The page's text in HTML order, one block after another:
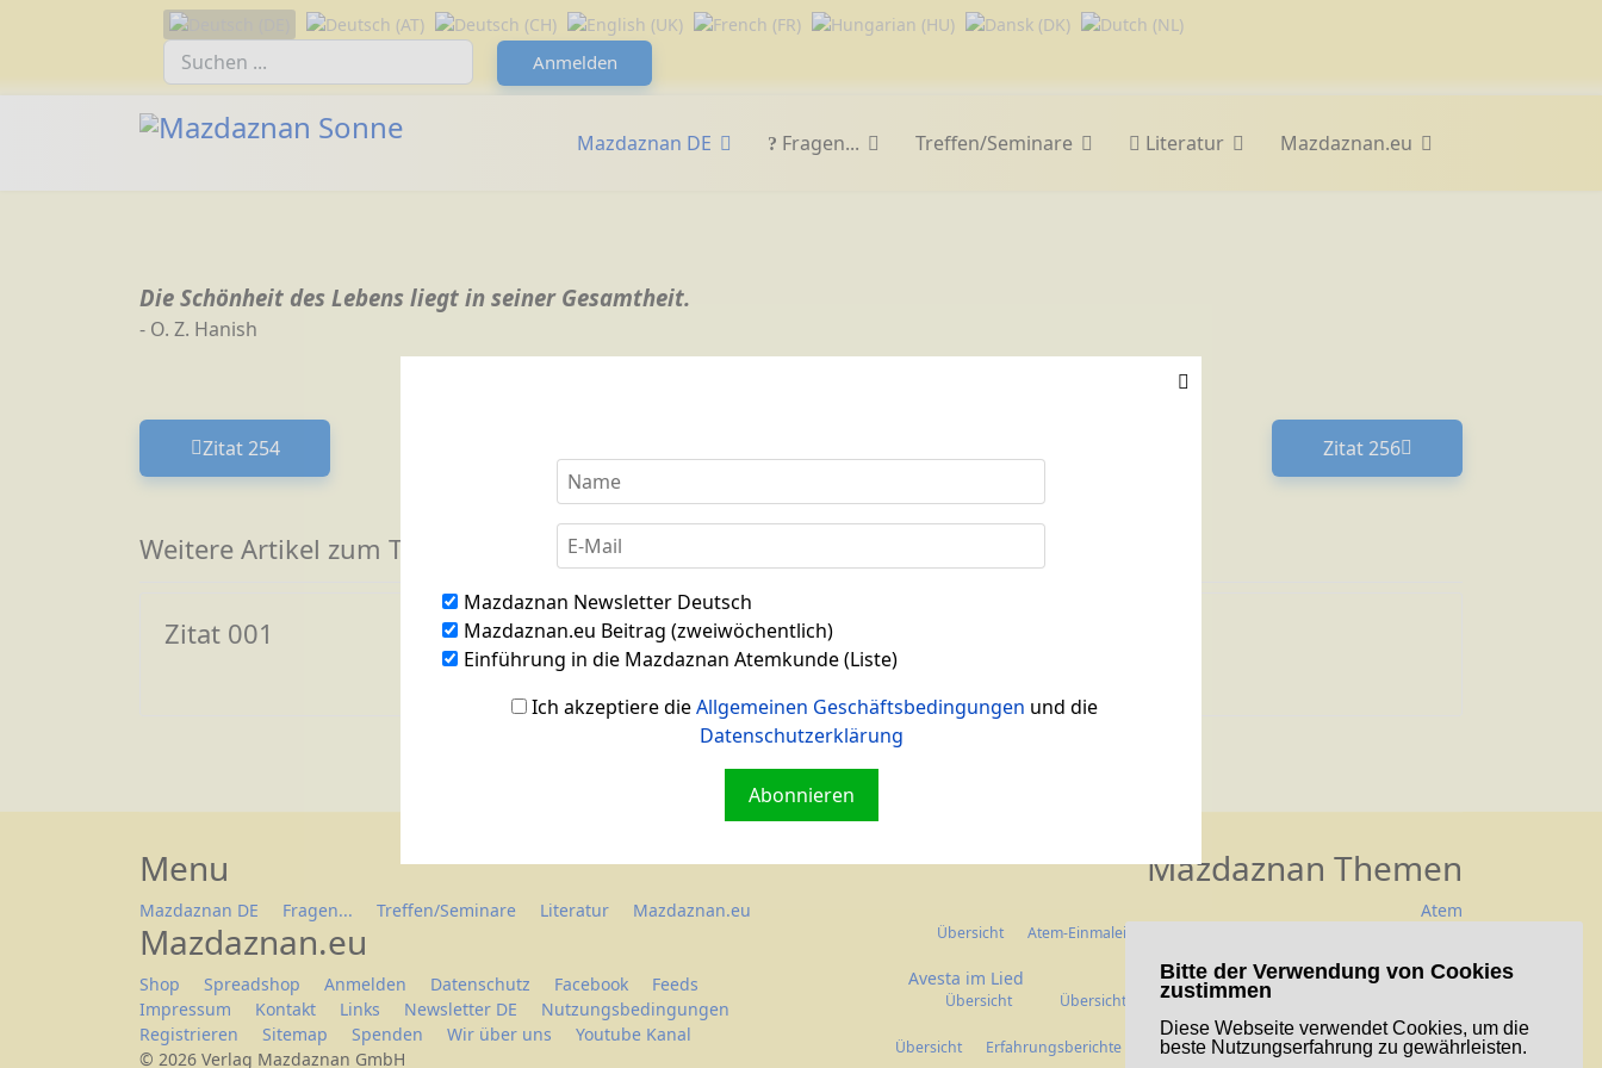
Bitte der Verwendung von Cookies
zustimmen
Diese Webseite verwendet Cookies, um die
beste Nutzungserfahrung zu gewährleisten.
Mazdaznan Newsletter Deutsch
Mazdaznan.eu Beitrag (zweiwöchentlich)
Einführung in die Mazdaznan Atemkunde (Liste)
Ich akzeptiere dieAllgemeinen Geschäftsbedingungen und die
Datenschutzerklärung
Abonnieren
Sprache auswählen
Suchfeld Anmelden
Mazdaznan DE Fragen... Treffen/Seminare Literatur Mazdaznan.eu
Die Schönheit des Lebens liegt in seiner Gesamtheit.
- O. Z. Hanish
Vorheriger Beitrag: Zitat 254
Zitat 254 Nächster Beitrag: Zitat
Zitat 256
Weitere Artikel zum Thema
Zitat 001 Zitat 002
Menu
Mazdaznan DE Fragen... Treffen/Seminare Literatur Mazdaznan.eu
Mazdaznan.eu
Shop Spreadshop Anmelden Datenschutz Facebook
Feeds
Impressum
Kontakt Links Newsletter DE
Nutzungsbedingungen
Registrieren
Sitemap Spenden Wir über uns
Youtube Kanal
© 2026 Verlag Mazdaznan GmbH
Mazdaznan Themen
Atem
Übersicht Atem-Einmaleins
Avesta im Lied
Übersicht
Ernährung
Übersicht Rezepte Vegetarische Perlen (Kochbuch)
Gesundheit
Übersicht Erfahrungsberichte Haus- und Pflegemittel
Monatsratschläge